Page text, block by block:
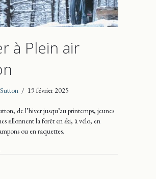
à Plein air
/ 19 février 2025
de l’hiver jusqu’au printemps, jeunes
sillonnent la forêt en ski, à vélo, en
ou en raquettes.